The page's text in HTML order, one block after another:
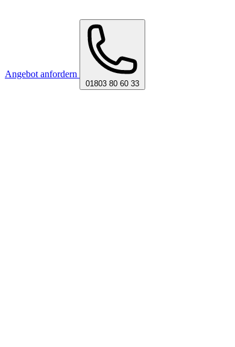
Angebot anfordern
01803 80 60 33